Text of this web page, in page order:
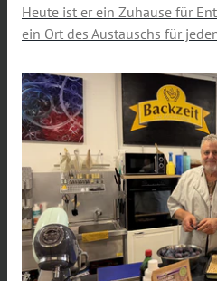
Heute ist er ein Zuhause für
ein Ort des Austauschs für